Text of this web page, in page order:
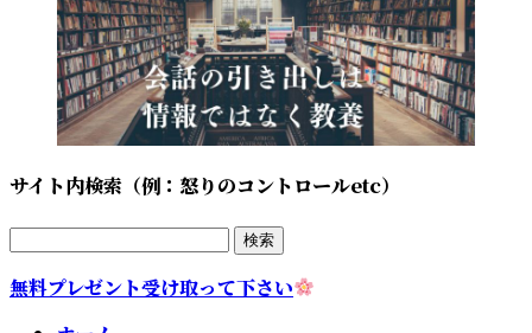
サイト内検索（例：怒りのコントロールetc）
検
無料プレゼント受け取って下さい